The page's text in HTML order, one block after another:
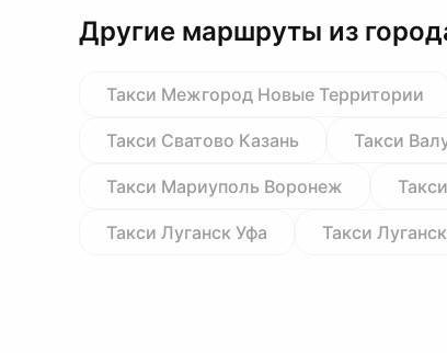
Другие маршруты из
Такси Межгород Новые Территории
Такси Сватово Казань Такси
Такси Мариуполь Воронеж
Такси Луганск Уфа Такси